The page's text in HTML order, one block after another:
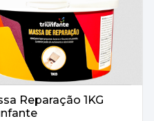
Reparação 1KG